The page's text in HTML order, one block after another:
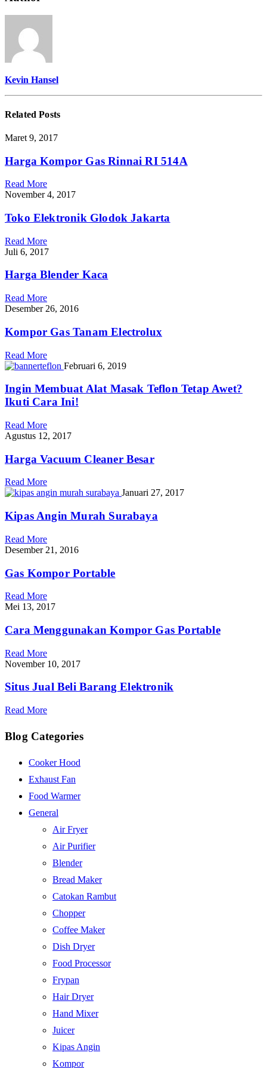
Kevin Hansel
RelatedPosts
Maret 9, 2017
Harga Kompor Gas Rinnai RI 514A
Read More
November 4, 2017
Toko Elektronik Glodok Jakarta
Read More
Juli 6, 2017
Harga Blender Kaca
Read More
Desember 26, 2016
Kompor Gas Tanam Electrolux
Read More
Februari 6, 2019
Ingin Membuat Alat Masak Teflon Tetap Awet?
Ikuti Cara Ini!
Read More
Agustus 12, 2017
Harga Vacuum Cleaner Besar
Read More
Januari 27, 2017
Kipas Angin Murah Surabaya
Read More
Desember 21, 2016
Gas Kompor Portable
Read More
Mei 13, 2017
Cara Menggunakan Kompor Gas Portable
Read More
November 10, 2017
Situs Jual Beli Barang Elektronik
Read More
Blog Categories
Cooker Hood
Exhaust Fan
Food Warmer
General
Air Fryer
Air Purifier
Blender
Bread Maker
Catokan Rambut
Chopper
Coffee Maker
Dish Dryer
Food Processor
Frypan
Hair Dryer
Hand Mixer
Juicer
Kipas Angin
Kompor